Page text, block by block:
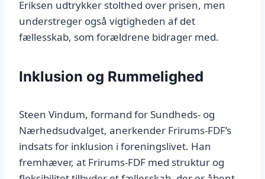
Eriksen udtrykker stolthed over prisen, men
understreger også vigtigheden af det
fællesskab, som forældrene bidrager med.
Inklusion og Rummelighed
Steen Vindum, formand for Sundheds- og
Nærhedsudvalget, anerkender Frirums-FDF’s
indsats for inklusion i foreningslivet. Han
fremhæver, at Frirums-FDF med struktur og